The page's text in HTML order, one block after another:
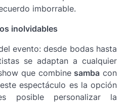
imborrable.
inolvidables
evento: desde bodas hasta
se adaptan a cualquier
que combine samba con
espectáculo es la opción
posible personalizar la